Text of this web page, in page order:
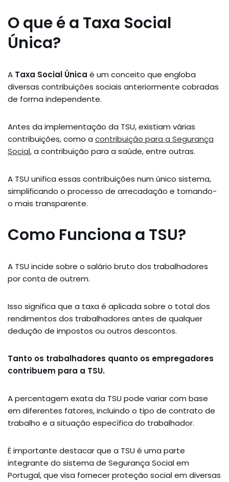
O que é a Taxa Social
Única?
A Taxa Social Única é um conceito que engloba
diversas contribuições sociais anteriormente cobradas
de forma independente.
Antes da implementação da TSU, existiam várias
contribuições, como a contribuição para a Segurança
Social, a contribuição para a saúde, entre outras.
A TSU unifica essas contribuições num único sistema,
simplificando o processo de arrecadação e tornando-
o mais transparente.
Como Funciona a TSU?
A TSU incide sobre o salário bruto dos trabalhadores
por conta de outrem.
Isso significa que a taxa é aplicada sobre o total dos
rendimentos dos trabalhadores antes de qualquer
dedução de impostos ou outros descontos.
Tanto os trabalhadores quanto os empregadores
contribuem para a TSU.
A percentagem exata da TSU pode variar com base
em diferentes fatores, incluindo o tipo de contrato de
trabalho e a situação específica do trabalhador.
É importante destacar que a TSU é uma parte
integrante do sistema de Segurança Social em
Portugal, que visa fornecer proteção social em diversas